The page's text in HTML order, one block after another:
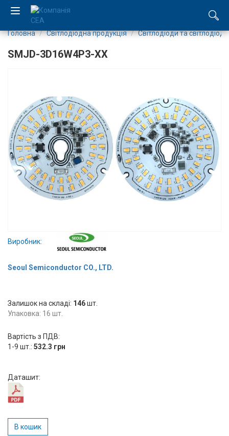
Каталог
Виробництво
Послуги
Новини
Вхід/
авторизація
Контакти
Доставка
Головна Світлодіодна продукція Світлодіоди та
SMJD-3D16W4P3-XX
Виробник:
Seoul Semiconductor CO., LTD.
Залишок на складі: 146шт.
Упаковка: 16 шт.
Вартість з ПДВ:
1-9 шт.: 532.3 грн
Даташит:
В кошик